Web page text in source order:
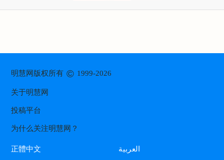
明慧网版权所有© 1999-2026
关于明慧网
投稿平台
为什么关注明慧网？
正體中文 العربية